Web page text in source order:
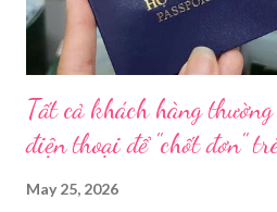
Bên cạnh đó, Sở Y tế sẽ công khai
Tất cả khách hàng
điện thoại để "chốt đơn"
May 25, 2026